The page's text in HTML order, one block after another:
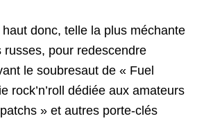
donc, telle la plus méchante
russes, pour redescendre
le soubresaut de « Fuel
rock’n’roll dédiée aux amateurs
» et autres porte-clés